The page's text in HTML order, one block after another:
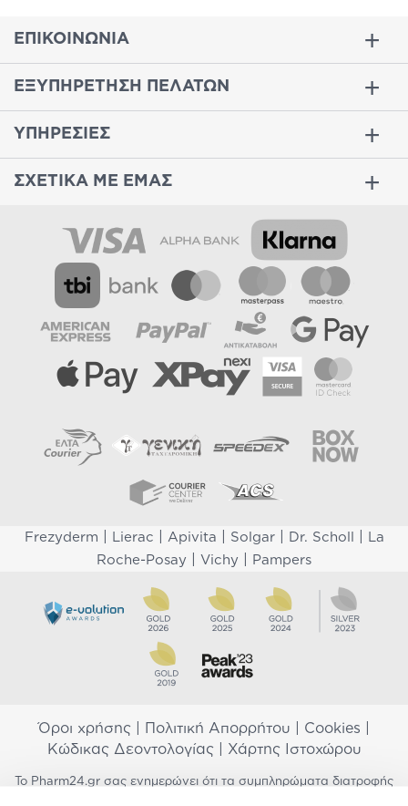
ΕΠΙΚΟΙΝΩΝΙΑ
ΕΞΥΠΗΡΕΤΗΣΗ ΠΕΛΑΤΩΝ
ΥΠΗΡΕΣΙΕΣ
ΣΧΕΤΙΚΑ ΜΕ ΕΜΑΣ
Frezyderm Lierac Apivita Solgar| Dr. Scholl
La
Roche-Posay
Vichy Pampers
Όροι χρήσης Πολιτική Απορρήτου Cookies
Κώδικας Δεοντολογίας| Χάρτης Ιστοχώρου
Το Pharm24.gr σας ενημερώνει ότι τα συμπληρώματα διατροφής